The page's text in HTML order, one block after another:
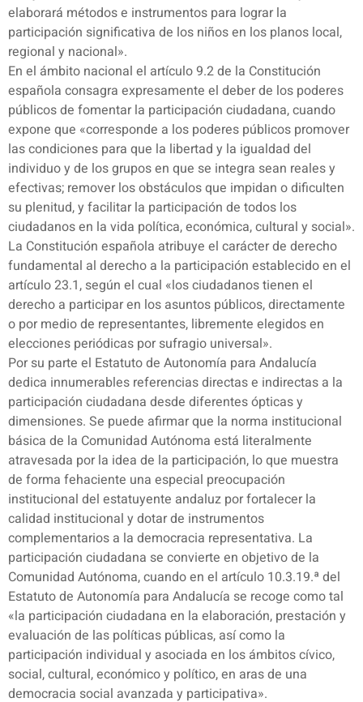
elaborará métodos e instrumentos para lograr la
participación significativa de los niños en los planos local,
regional y nacional».
En el ámbito nacional el artículo 9.2 de la Constitución
española consagra expresamente el deber de los poderes
públicos de fomentar la participación ciudadana, cuando
expone que «corresponde a los poderes públicos promover
las condiciones para que la libertad y la igualdad del
individuo y de los grupos en que se integra sean reales y
efectivas; remover los obstáculos que impidan o dificulten
su plenitud, y facilitar la participación de todos los
ciudadanos en la vida política, económica, cultural y social».
La Constitución española atribuye el carácter de derecho
fundamental al derecho a la participación establecido en el
artículo 23.1, según el cual «los ciudadanos tienen el
derecho a participar en los asuntos públicos, directamente
o por medio de representantes, libremente elegidos en
elecciones periódicas por sufragio universal».
Por su parte el Estatuto de Autonomía para Andalucía
dedica innumerables referencias directas e indirectas a la
participación ciudadana desde diferentes ópticas y
dimensiones. Se puede afirmar que la norma institucional
básica de la Comunidad Autónoma está literalmente
atravesada por la idea de la participación, lo que muestra
de forma fehaciente una especial preocupación
institucional del estatuyente andaluz por fortalecer la
calidad institucional y dotar de instrumentos
complementarios a la democracia representativa. La
participación ciudadana se convierte en objetivo de la
Comunidad Autónoma, cuando en el artículo 10.3.19.ª del
Estatuto de Autonomía para Andalucía se recoge como tal
«la participación ciudadana en la elaboración, prestación y
evaluación de las políticas públicas, así como la
participación individual y asociada en los ámbitos cívico,
social, cultural, económico y político, en aras de una
democracia social avanzada y participativa».